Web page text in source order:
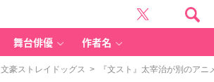
舞台俳優 作者名
文豪ストレイドッグス > 『文スト』太宰治が別のアニ